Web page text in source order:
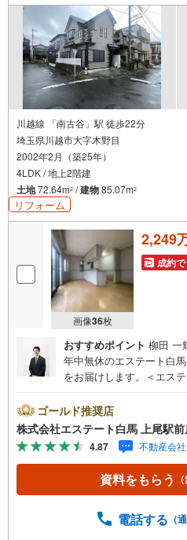
川越線 「南古谷」駅 徒歩22分
埼玉県川越市大字木野目
2002年2月（築25年）
4LDK / 地上2階建
土地72.64m2 /建物85.07m2
リフォーム
画像36枚
2,249
成約
おすすめポイント 柳田 一
年中無休のエステート白
をお届けします。＜エス
トーヨーカドー上尾駅前
のお店立体駐車場は全480
3.大型キッズスペース当店
覧ください。店内におむ
す。4.年中無休・365日
時まで。スピードある対
プランナーと無料相談。
ゴールド推奨店
株式会社エステート白馬 上尾駅
4.87 不動産会
資料をもらう
電話する （